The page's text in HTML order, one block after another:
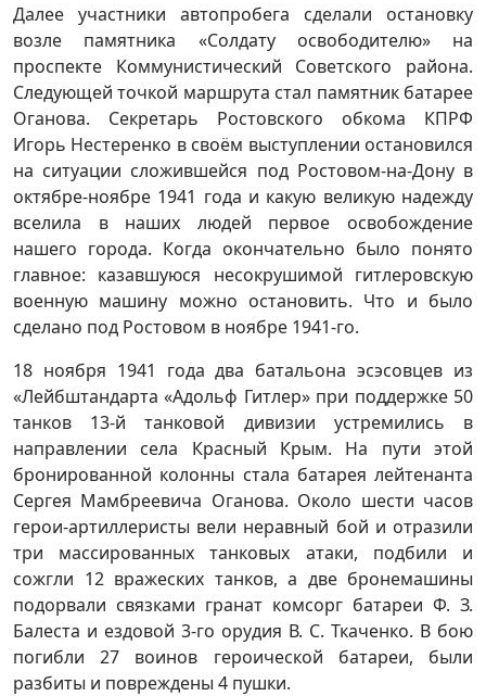
Далее участники автопробега сделали остановку
возле памятника «Солдату освободителю» на
проспекте Коммунистический Советского района.
Следующей точкой маршрута стал памятник батарее
Оганова. Секретарь Ростовского обкома КПРФ
Игорь Нестеренко в своём выступлении остановился
на ситуации сложившейся под Ростовом-на-Дону в
октябре-ноябре 1941 года и какую великую надежду
вселила в наших людей первое освобождение
нашего города. Когда окончательно было понято
главное: казавшуюся несокрушимой гитлеровскую
военную машину можно остановить. Что и было
сделано под Ростовом в ноябре 1941-го.
18 ноября 1941 года два батальона эсэсовцев из
«Лейбштандарта «Адольф Гитлер» при поддержке 50
танков 13-й танковой дивизии устремились в
направлении села Красный Крым. На пути этой
бронированной колонны стала батарея лейтенанта
Сергея Мамбреевича Оганова. Около шести часов
герои-артиллеристы вели неравный бой и отразили
три массированных танковых атаки, подбили и
сожгли 12 вражеских танков, а две бронемашины
подорвали связками гранат комсорг батареи Ф. З.
Балеста и ездовой 3-го орудия В. С. Ткаченко. В бою
погибли 27 воинов героической батареи, были
разбиты и повреждены 4 пушки.